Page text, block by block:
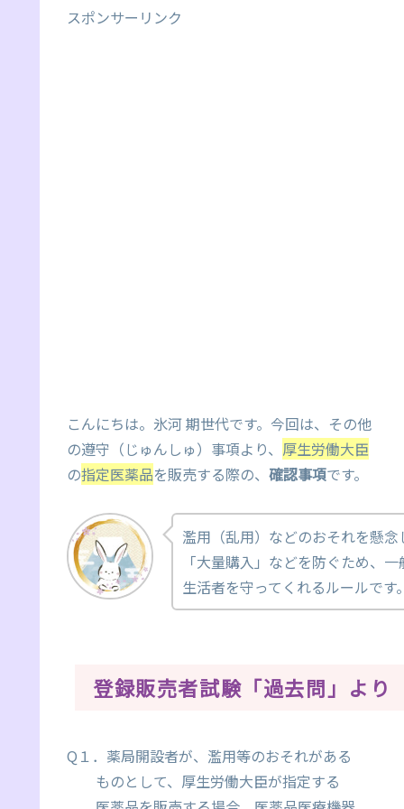
スポンサーリンク
こんにちは。氷河 期世代です。今回は、その他
の遵守（じゅんしゅ）事項より、 厚生労働大臣
の指定医薬品を販売する際の、 確認事項です。
濫用（乱用）などのおそれを懸念
「大量購入」などを防ぐため、一
生活者を守ってくれるルールです。
登録販売者試験「過去問」より
Q１．薬局開設者が、濫用等のおそれがある
ものとして、厚生労働大臣が指定する